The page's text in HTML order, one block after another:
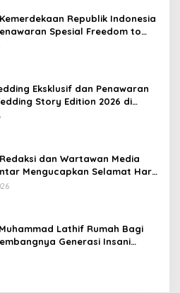
Republik Indonesia
Spesial Freedom to
Inn Lampung Bukit Randu
Eksklusif dan Penawaran
Story Edition 2026 di
Lampung
dan Wartawan Media
Mengucapkan Selamat Hari
1447 Hijriyah / 2026 M
Lathif Rumah Bagi
Generasi Insani
Berkarakter